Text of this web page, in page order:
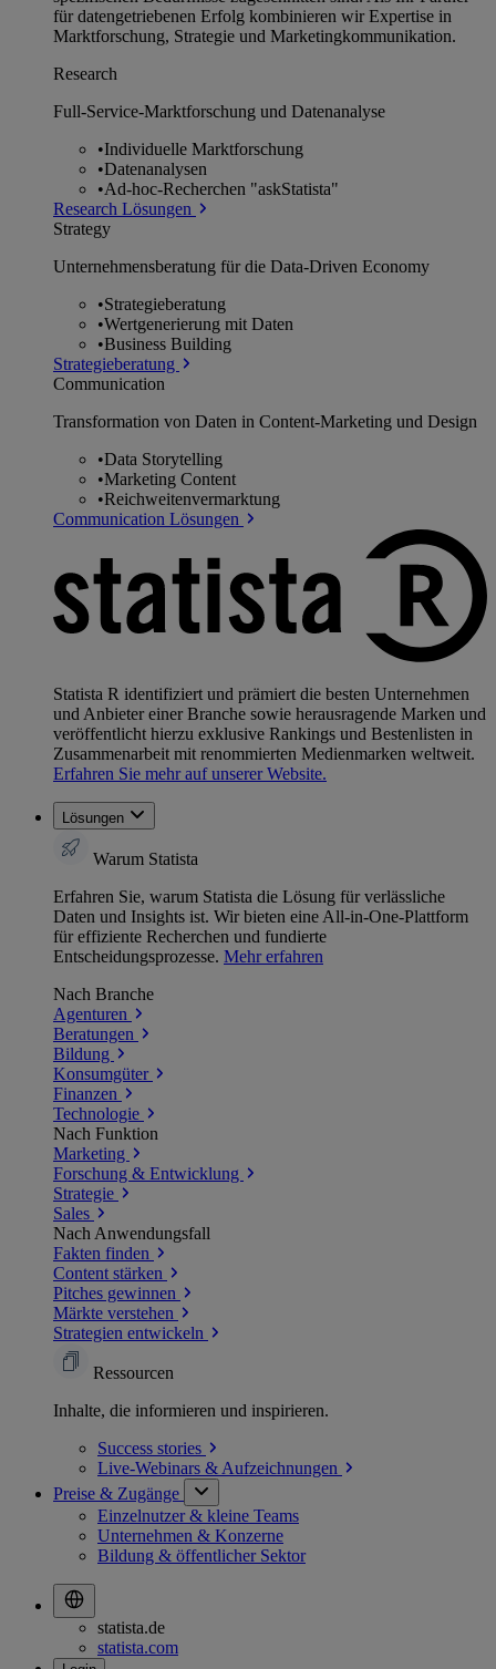
für datengetriebenen Erfolg kombinieren wir Expertise in
Marktforschung, Strategie und Marketingkommunikation.
Research
Full-Service-Marktforschung und Datenanalyse
•Individuelle Marktforschung
•Datenanalysen
•Ad-hoc-Recherchen "askStatista"
Research Lösungen
Strategy
Unternehmens­beratung für die Data-Driven Economy
•Strategieberatung
•Wertgenerierung mit Daten
•Business Building
Strategieberatung
Communication
Transformation von Daten in Content-Marketing und Design
•Data Storytelling
•Marketing Content
•Reichweitenvermarktung
Communication Lösungen
Statista R identifiziert und prämiert die besten Unternehmen
und Anbieter einer Branche sowie herausragende Marken und
veröffentlicht hierzu exklusive Rankings und Bestenlisten in
Zusammenarbeit mit renommierten Medienmarken weltweit.
Erfahren Sie mehr auf unserer Website.
Lösungen
Warum Statista
Erfahren Sie, warum Statista die Lösung für verlässliche
Daten und Insights ist. Wir bieten eine All-in-One-Plattform
für effiziente Recherchen und fundierte
Entscheidungsprozesse. Mehr erfahren
Nach Branche
Agenturen
Beratungen
Bildung
Konsumgüter
Finanzen
Technologie
Nach Funktion
Marketing
Forschung & Entwicklung
Strategie
Sales
Nach Anwendungsfall
Fakten finden
Content stärken
Pitches gewinnen
Märkte verstehen
Strategien entwickeln
Ressourcen
Inhalte, die informieren und inspirieren.
Success stories
Live-Webinars & Aufzeichnungen
Preise & Zugänge
Einzelnutzer & kleine Teams
Unternehmen & Konzerne
Bildung & öffentlicher Sektor
statista.de
statista.com